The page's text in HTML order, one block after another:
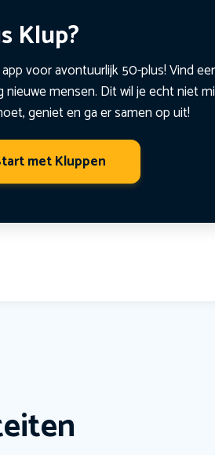
Klup?
voor avontuurlijk 50-plus! Vind
nieuwe mensen. Dit wil je echt niet
geniet en ga er samen op uit!
met Kluppen